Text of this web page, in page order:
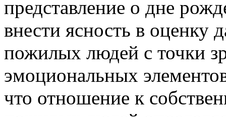
представление о дне
внести ясность в оценку
пожилых людей с точки
эмоциональных
что отношение к